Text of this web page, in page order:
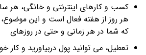
کسب و کارهای اینترنتی و خانگی، هر
هر روز از هفته فعال است و این
که شما در هر زمانی و حتی در روزهای
تعطیل، می توانید پول دربیاورید و کار